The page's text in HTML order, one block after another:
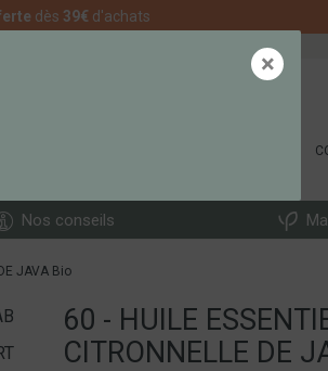
dès 39€ d'achats
Nos conseils
JAVA Bio
60 - HUILE
CITRONNELLE DE
×